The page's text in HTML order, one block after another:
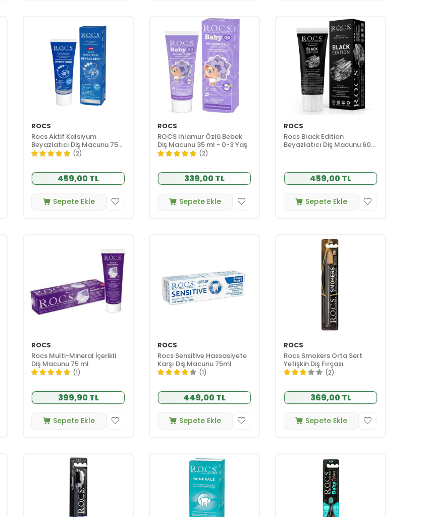
ROCS
Rocs Aktif Kalsiyum
Beyazlatıcı Diş Macunu 75
ml
(2)
459,00 TL
Sepete Ekle
ROCS
ROCS Ihlamur Özlü Bebek
Diş Macunu 35 ml - 0-3 Yaş
(2)
339,00 TL
Sepete Ekle
ROCS
Rocs Black Edition
Beyazlatıcı Diş Macunu 60
459,00 TL
Sepete Ekle
ROCS
Rocs Multi-Mineral İçerikli
Diş Macunu 75 ml
(1)
399,90 TL
Sepete Ekle
ROCS
Rocs Sensitive Hassasiyete
Karşı Diş Macunu 75ml
(1)
449,00 TL
Sepete Ekle
ROCS
Rocs Smokers Orta Sert
Yetişkin Diş Fırçası
(2)
369,00 TL
Sepete Ekle